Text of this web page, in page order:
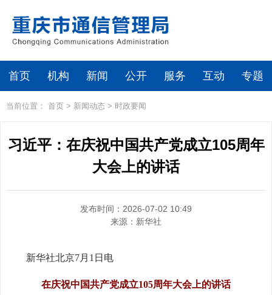
首页 机构 新闻 公开 服务 互动 专题
当前位置： 首页 > 新闻动态 > 时政要闻
习近平：在庆祝中国共产党成立105周年
大会上的讲话
发布时间：2026-07-02 10:49
来源： 新华社
新华社北京7月1日电
在庆祝中国共产党成立105周年大会上的讲话